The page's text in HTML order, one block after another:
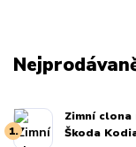
1.
Zimní clona
Škoda